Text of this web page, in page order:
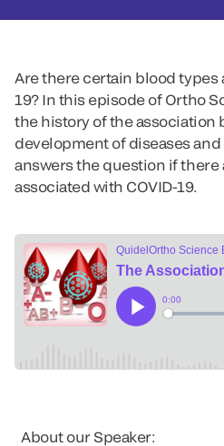
Are there certain blood types
19? In this episode of Ortho
the history of the association
development of diseases
answers the question if
associated with COVID-19.
About our Speaker: